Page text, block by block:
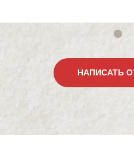
НАПИСАТЬ